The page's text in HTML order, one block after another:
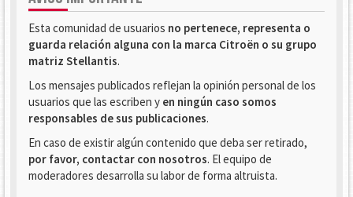
Esta comunidad de usuarios no pertenece, representa o
guarda relación alguna con la marca Citroën o su grupo
matriz Stellantis.
Los mensajes publicados reflejan la opinión personal de los
usuarios que las escriben y en ningún caso somos
responsables de sus publicaciones.
En caso de existir algún contenido que deba ser retirado,
por favor, contactar con nosotros. El equipo de
moderadores desarrolla su labor de forma altruista.